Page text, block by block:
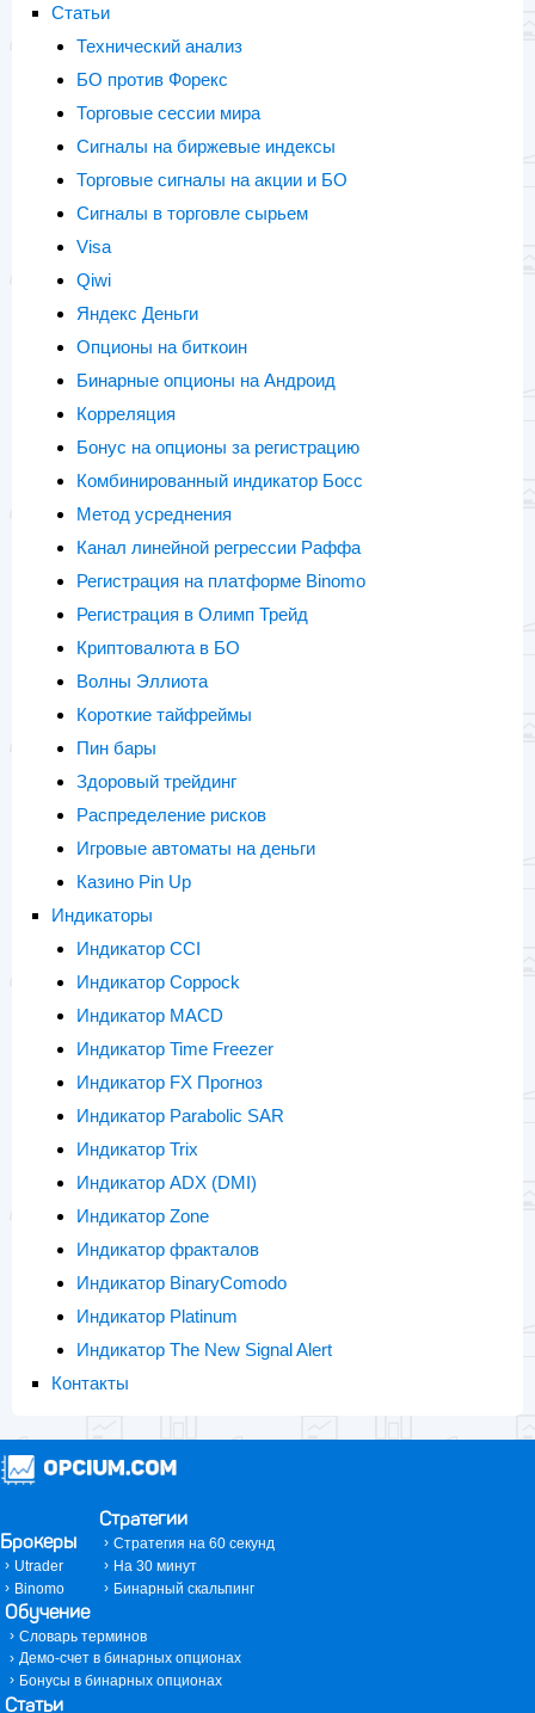
Статьи
Технический анализ
БО против Форекс
Торговые сессии мира
Сигналы на биржевые индексы
Торговые сигналы на акции и БО
Сигналы в торговле сырьем
Visa
Qiwi
Яндекс Деньги
Опционы на биткоин
Бинарные опционы на Андроид
Корреляция
Бонус на опционы за регистрацию
Комбинированный индикатор Босс
Метод усреднения
Канал линейной регрессии Раффа
Регистрация на платформе Binomo
Регистрация в Олимп Трейд
Криптовалюта в БО
Волны Эллиота
Короткие тайфреймы
Пин бары
Здоровый трейдинг
Распределение рисков
Игровые автоматы на деньги
Казино Pin Up
Индикаторы
Индикатор CCI
Индикатор Coppock
Индикатор MACD
Индикатор Time Freezer
Индикатор FX Прогноз
Индикатор Parabolic SAR
Индикатор Trix
Индикатор ADX (DMI)
Индикатор Zone
Индикатор фракталов
Индикатор BinaryComodo
Индикатор Platinum
Индикатор The New Signal Alert
Контакты
Брокеры
Utrader
Binomo
Стратегии
Стратегия на 60 секунд
На 30 минут
Бинарный скальпинг
Обучение
Словарь терминов
Демо-счет в бинарных опционах
Бонусы в бинарных опционах
Статьи